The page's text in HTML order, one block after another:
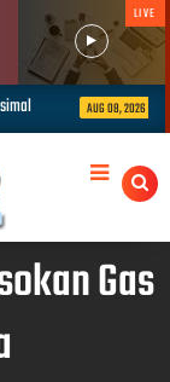
LIVE
Personel Gabungan
Gas